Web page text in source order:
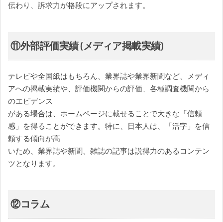
伝わり、訴求力が格段にアップされます。
⑪外部評価実績 (メディア掲載実績)
テレビや全国紙はもちろん、業界誌や業界新聞など、メディ
アへの掲載実績や、評価機関からの評価、各種調査機関から
のエビデンス
がある場合は、ホームページに載せることで大きな「信頼
感」を得ることができます。特に、日本人は、「活字」を信
頼する傾向が高
いため、業界誌や新聞、雑誌の記事は説得力のあるコンテン
ツとなります。
⑫コラム